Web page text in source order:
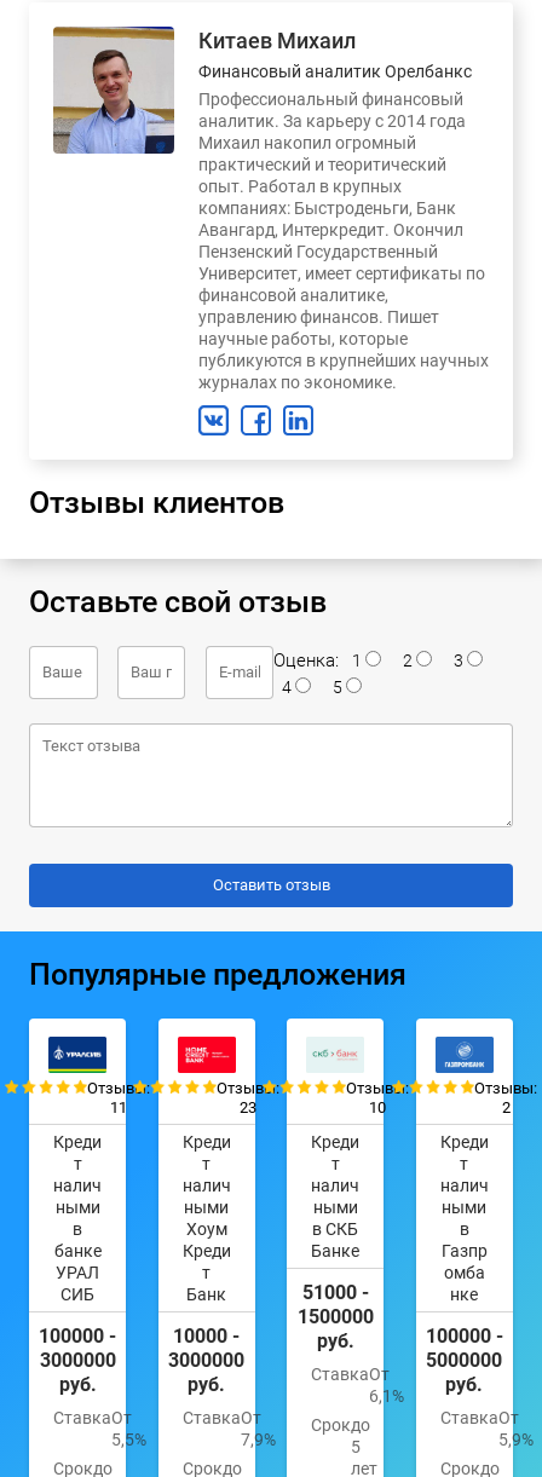
Китаев Михаил
Финансовый аналитик Орелбанкс
Профессиональный финансовый
аналитик. За карьеру с 2014 года
Михаил накопил огромный
практический и теоритический
опыт. Работал в крупных
компаниях: Быстроденьги, Банк
Авангард, Интеркредит. Окончил
Пензенский Государственный
Университет, имеет сертификаты по
финансовой аналитике,
управлению финансов. Пишет
научные работы, которые
публикуются в крупнейших научных
журналах по экономике.
Отзывы клиентов
Оставьте свой отзыв
Оценка: 1 2
3
4
5
Популярные предложения
Отзывы:
11
Креди
т
налич
ными
в
банке
УРАЛ
СИБ
100000 -
3000000
руб.
СтавкаОт
5,5%
Срокдо
Отзывы:
23
Креди
т
налич
ными
Хоум
Креди
т
Банк
10000 -
3000000
руб.
СтавкаОт
7,9%
Срокдо
Отзывы:
10
Креди
т
налич
ными
в СКБ
Банке
51000 -
1500000
руб.
СтавкаОт
6,1%
Срокдо
5
лет
Отзывы:
2
Креди
т
налич
ными
в
Газпр
омба
нке
100000 -
5000000
руб.
СтавкаОт
5,9%
Срокдо